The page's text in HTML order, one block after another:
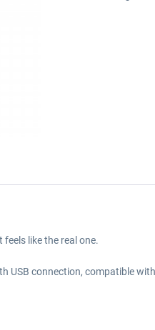
like the real one.
connection, compatible